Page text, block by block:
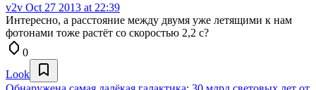
v2v Oct 27 2013 at 22:39
Интересно, а расстояние между двумя уже летящими к нам
фотонами тоже растёт со скоростью 2,2 с?
0
Look